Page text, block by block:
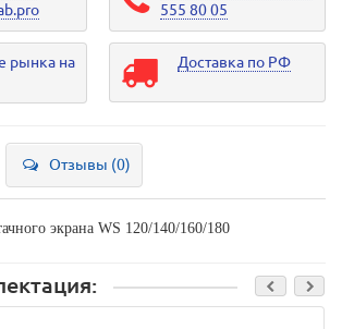
555 80 05
рынка на
Доставка по РФ
Отзывы (0)
экрана WS 120/140/160/180